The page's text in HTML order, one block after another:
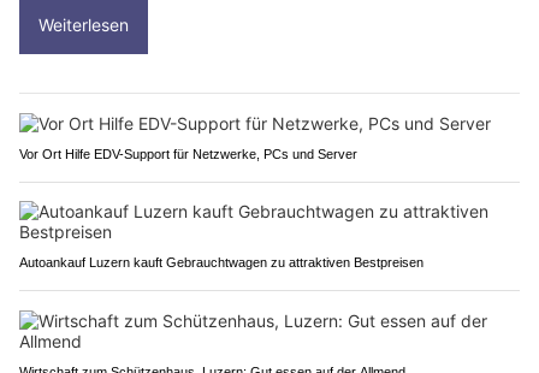
Weiterlesen
Vor Ort Hilfe EDV-Support für Netzwerke, PCs und Server
Autoankauf Luzern kauft Gebrauchtwagen zu attraktiven Bestpreisen